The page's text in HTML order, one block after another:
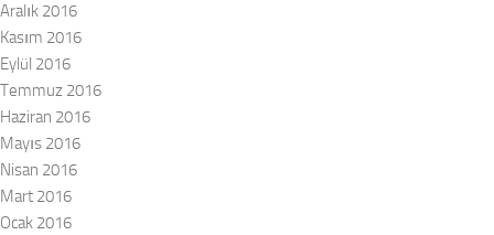
Aralık 2016
Kasım 2016
Eylül 2016
Temmuz 2016
Haziran 2016
Mayıs 2016
Nisan 2016
Mart 2016
Ocak 2016